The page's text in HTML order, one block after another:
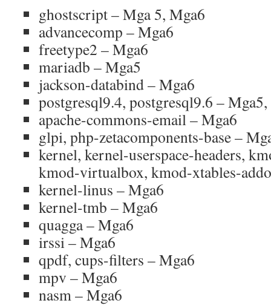
ghostscript – Mga 5, Mga6
advancecomp – Mga6
freetype2 – Mga6
mariadb – Mga5
jackson-databind – Mga6
postgresql9.4, postgresql9.6 –
apache-commons-email – Mga6
glpi, php-zetacomponents-base –
kernel, kernel-userspace-headers,
kmod-virtualbox, kmod-xtables-
kernel-linus – Mga6
kernel-tmb – Mga6
quagga – Mga6
irssi – Mga6
qpdf, cups-filters – Mga6
mpv – Mga6
nasm – Mga6